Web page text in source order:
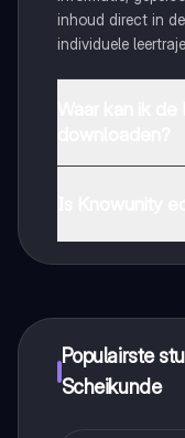
inhoud direct in
individuele
Populairste
Scheikunde